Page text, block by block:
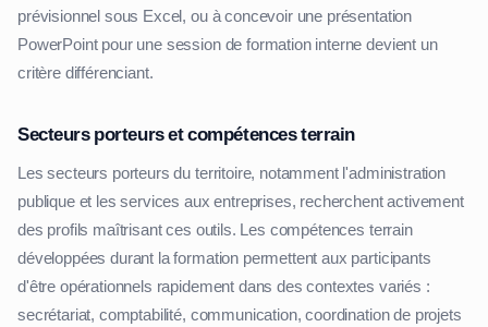
prévisionnel sous Excel, ou à concevoir une présentation
PowerPoint pour une session de formation interne devient un
critère différenciant.
Secteurs porteurs et compétences terrain
Les secteurs porteurs du territoire, notamment l'administration
publique et les services aux entreprises, recherchent activement
des profils maîtrisant ces outils. Les compétences terrain
développées durant la formation permettent aux participants
d'être opérationnels rapidement dans des contextes variés :
secrétariat, comptabilité, communication, coordination de projets